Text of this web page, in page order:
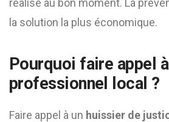
réalisé au bon moment. La
la solution la plus économique.
Pourquoi faire appel
professionnel local ?
Faire appel à un huissier de